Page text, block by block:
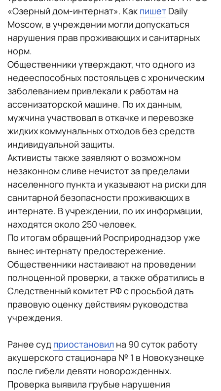
«Озерный дом-интернат». Как пишет Daily
Moscow, в учреждении могли допускаться
нарушения прав проживающих и санитарных
норм.
Общественники утверждают, что одного из
недееспособных постояльцев с хроническим
заболеванием привлекали к работам на
ассенизаторской машине. По их данным,
мужчина участвовал в откачке и перевозке
жидких коммунальных отходов без средств
индивидуальной защиты.
Активисты также заявляют о возможном
незаконном сливе нечистот за пределами
населенного пункта и указывают на риски для
санитарной безопасности проживающих в
интернате. В учреждении, по их информации,
находятся около 250 человек.
По итогам обращений Росприроднадзор уже
вынес интернату предостережение.
Общественники настаивают на проведении
полноценной проверки, а также обратились в
Следственный комитет РФ с просьбой дать
правовую оценку действиям руководства
учреждения.
Ранее суд приостановил на 90 суток работу
акушерского стационара № 1 в Новокузнецке
после гибели девяти новорожденных.
Проверка выявила грубые нарушения